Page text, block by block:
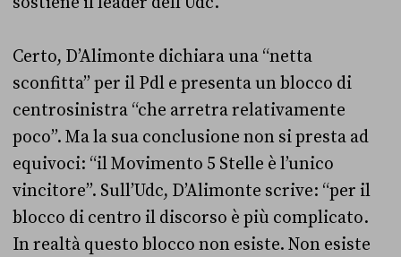
Certo, D’Alimonte dichiara una “netta
sconfitta” per il Pdl e presenta un blocco di
centrosinistra “che arretra relativamente
poco”. Ma la sua conclusione non si presta ad
equivoci: “il Movimento 5 Stelle è l’unico
vincitore”. Sull’Udc, D’Alimonte scrive: “per il
blocco di centro il discorso è più complicato.
In realtà questo blocco non esiste. Non esiste